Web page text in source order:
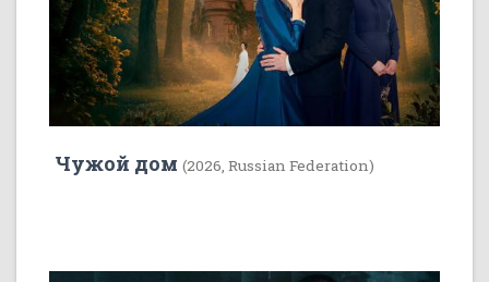
Чужой дом (2026, Russian Federation)